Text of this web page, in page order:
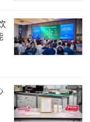
设备，开普勒 K2
学习与自主优化的
艺变化。以汽车零
变更时，机器人无
示范，即可自主适